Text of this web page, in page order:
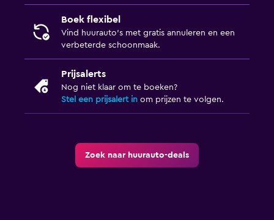
Boek flexibel
Vind huurauto's met gratis annuleren en een
verbeterde schoonmaak.
Prijsalerts
Nog niet klaar om te boeken?
Stel een prijsalert in om prijzen te volgen.
Zoek naar huurauto-deals